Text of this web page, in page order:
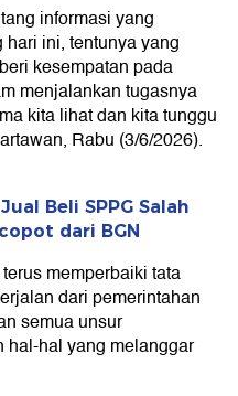
informasi yang
ini, tentunya yang
kesempatan pada
menjalankan tugasnya
kita lihat dan kita tunggu
Rabu (3/6/2026).
Beli SPPG Salah
dari BGN
memperbaiki tata
dari pemerintahan
semua unsur
hal-hal yang melanggar